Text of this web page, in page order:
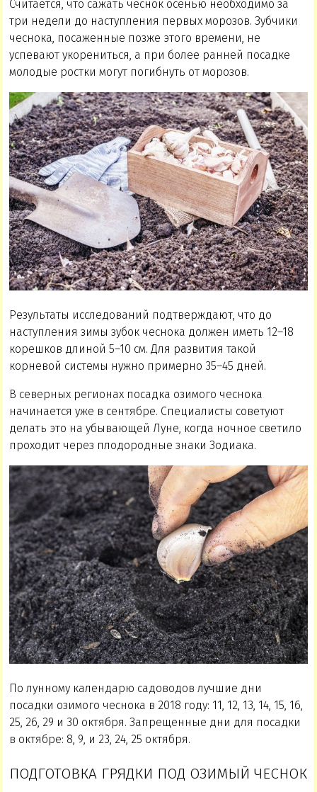
Считается, что сажать чеснок осенью необходимо за
три недели до наступления первых морозов. Зубчики
чеснока, посаженные позже этого времени, не
успевают укорениться, а при более ранней посадке
молодые ростки могут погибнуть от морозов.
Результаты исследований подтверждают, что до
наступления зимы зубок чеснока должен иметь 12–18
корешков длиной 5–10 см. Для развития такой
корневой системы нужно примерно 35–45 дней.
В северных регионах посадка озимого чеснока
начинается уже в сентябре. Специалисты советуют
делать это на убывающей Луне, когда ночное светило
проходит через плодородные знаки Зодиака.
По лунному календарю садоводов лучшие дни
посадки озимого чеснока в 2018 году: 11, 12, 13, 14, 15, 16,
25, 26, 29 и 30 октября. Запрещенные дни для посадки
в октябре: 8, 9, и 23, 24, 25 октября.
ПОДГОТОВКА ГРЯДКИ ПОД ОЗИМЫЙ ЧЕСНОК